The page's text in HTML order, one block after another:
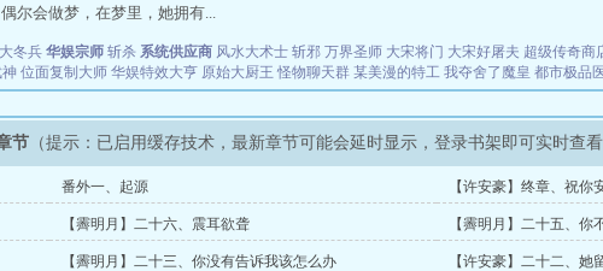
尔会做梦，在梦里，她拥有...
冬兵 华娱宗师 斩杀 系统供应商 风水大术士 斩邪 万界圣师 大宋将门 大宋好屠夫 超级传奇商
位面复制大师 华娱特效大亨 原始大厨王 怪物聊天群 某美漫的特工 我夺舍了魔皇 都市极品
节 （提示：已启用缓存技术，最新章节可能会延时显示，登录书架即可实时查看
番外一、起源 【许安豪】终章、祝你
【霽明月】二十六、震耳欲聋 【霽明月】二十五、你
【霽明月】二十三、你没有告诉我该怎么办 【许安豪】二十二、她